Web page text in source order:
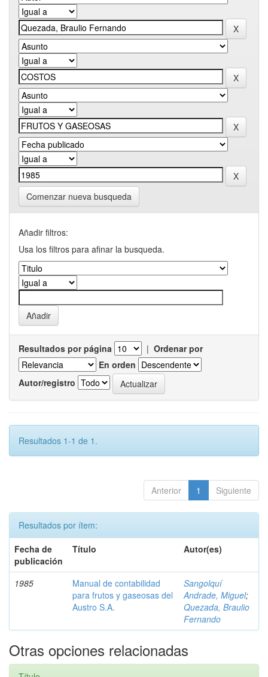
Comenzar nueva busqueda
Añadir filtros:
Usa los filtros para afinar la busqueda.
Resultados por página | Ordenar por
En orden
Autor/registro
Resultados 1-1 de 1.
Anterior 1 Siguiente
Resultados por ítem:
Fecha de
publicación
Título Autor(es)
1985
Manual de contabilidad
para frutos y gaseosas del
Austro S.A.
Sangolquí
Andrade, Miguel;
Quezada, Braulio
Fernando
Otras opciones relacionadas